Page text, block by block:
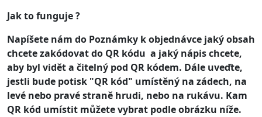
Jak to funguje ?
Napíšete nám do Poznámky k objednávce jaký obsah
chcete zakódovat do QR kódu a jaký nápis chcete,
aby byl vidět a čitelný pod QR kódem. Dále uveďte,
jestli bude potisk "QR kód" umístěný na zádech, na
levé nebo pravé straně hrudi, nebo na rukávu. Kam
QR kód umístit můžete vybrat podle obrázku níže.